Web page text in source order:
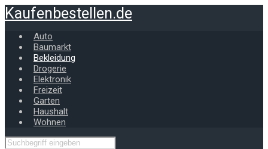
Zum
Hauptinhalt
springen
Kaufenbestellen.de
Auto
Baumarkt
Bekleidung
Drogerie
Elektronik
Freizeit
Garten
Haushalt
Wohnen